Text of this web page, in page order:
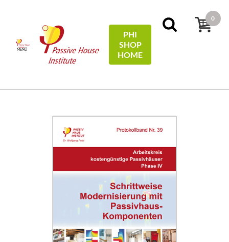
MENÜ
PHI
SHOP
HOME
0
Protocols
39 - Schrittweise Modernisierung mit